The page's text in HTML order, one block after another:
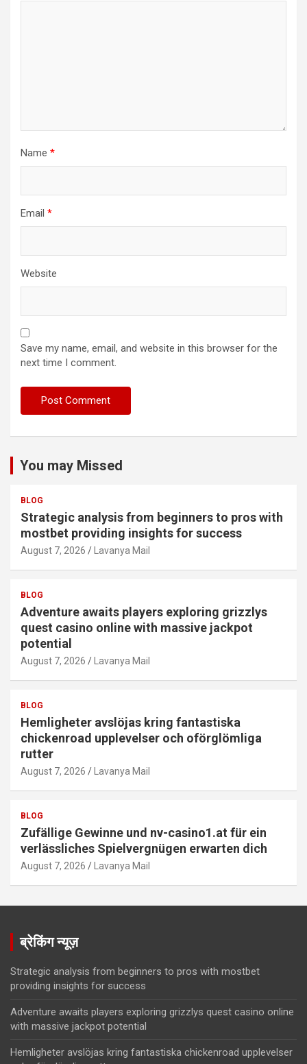
Name *
Email *
Website
Save my name, email, and website in this browser for the
next time I comment.
You may Missed
BLOG
Strategic analysis from beginners to pros with
mostbet providing insights for success
August 7, 2026 Lavanya Mail
BLOG
Adventure awaits players exploring grizzlys
quest casino online with massive jackpot
potential
August 7, 2026 Lavanya Mail
BLOG
Hemligheter avslöjas kring fantastiska
chickenroad upplevelser och oförglömliga
rutter
August 7, 2026 Lavanya Mail
BLOG
Zufällige Gewinne und nv-casino1.at für ein
verlässliches Spielvergnügen erwarten dich
August 7, 2026 Lavanya Mail
ब्रेकिंग न्यूज़
Strategic analysis from beginners to pros with mostbet
providing insights for success
Adventure awaits players exploring grizzlys quest casino online
with massive jackpot potential
Hemligheter avslöjas kring fantastiska chickenroad upplevelser